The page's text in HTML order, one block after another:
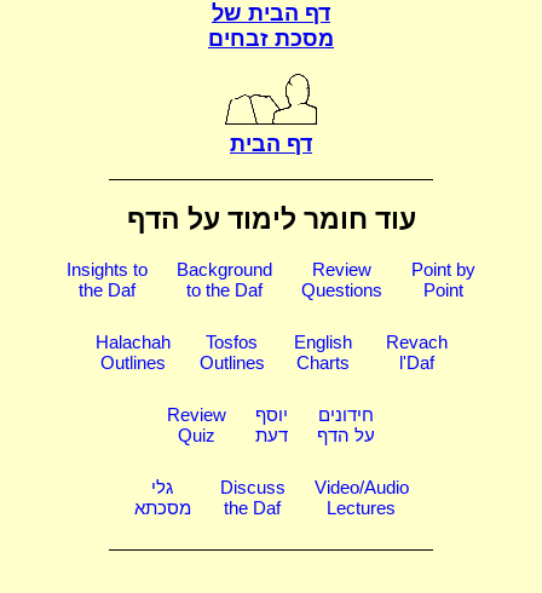
דף הבית של
מסכת זבחים
דף הבית
עוד חומר לימוד על הדף
Insights to
the Daf
Background
to the Daf
Review
Questions
Point by
Point
Halachah
Outlines
Tosfos
Outlines
English
Charts
Revach
l'Daf
Review
Quiz
יוסף
דעת
חידונים
על הדף
גלי
מסכתא
Discuss
the Daf
Video/Audio
Lectures